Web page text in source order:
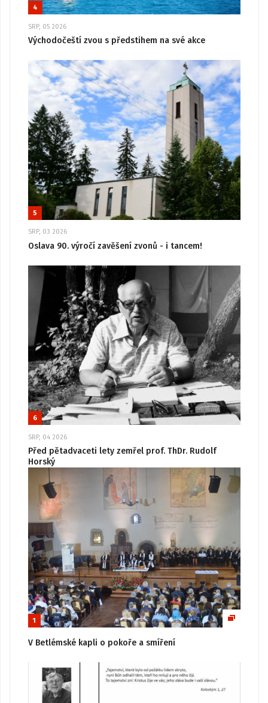
4
SRP, 05 2026
Východočeští zvou s předstihem na své akce
5
SRP, 03 2026
Oslava 90. výročí zavěšení zvonů - i tancem!
6
SRP, 04 2026
Před pětadvaceti lety zemřel prof. ThDr. Rudolf
Horský
1
V Betlémské kapli o pokoře a smíření